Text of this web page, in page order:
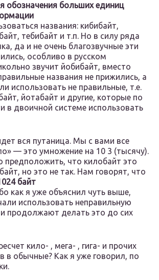
обозначения больших единиц
названия: кибибайт,
тебибайт и т.п. Но в силу ряда
да и не очень благозвучные эти
особливо в русском
звучит йобибайт, вместо
названия не прижились, а
использовать не правильные, т.е.
йотабайт и другие, которые по
в двоичной системе использовать
вся путаница. Мы с вами все
— это умножение на 10 3 (тысячу).
предположить, что килобайт это
но это не так. Нам говорят, что
байт
как я уже объяснил чуть выше,
использовать неправильную
продолжают делать это до сих
кило- , мега- , гига- и прочих
в обычные? Как я уже говорил, по